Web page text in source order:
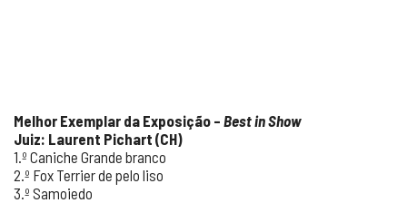
Melhor Exemplar da Exposição – Best in Show
Juiz: Laurent Pichart (CH)
1.º Caniche Grande branco
2.º Fox Terrier de pelo liso
3.º Samoiedo